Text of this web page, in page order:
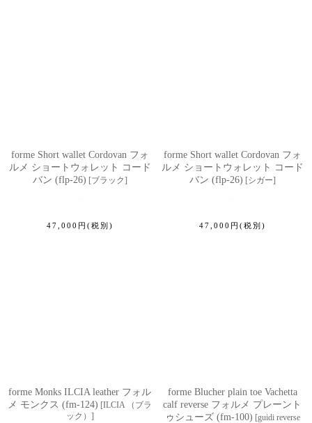
forme Short wallet Cordovan フォ
ルメ ショートウォレット コード
バン (flp-26) [ブラック]
47,000 円 (税別)
forme Short wallet Cordovan フォ
ルメ ショートウォレット コード
バン (flp-26) [シガー]
47,000 円 (税別)
forme Monks ILCIA leather フォル
メ モンクス (fm-124) [ILCIA （ブラ
ック） ]
forme Blucher plain toe Vachetta
calf reverse フォルメ プレーント
ゥシューズ (fm-100) [guidi reverse